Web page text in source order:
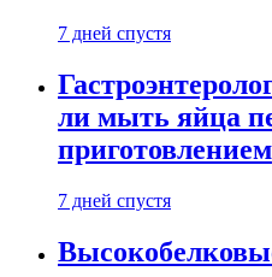
7 дней спустя
ли мыть яйца
приготовлением
7 дней спустя